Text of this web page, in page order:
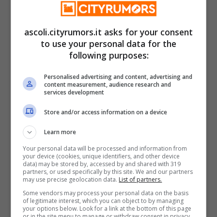
dell’Azienda sanitaria territoriale (Ast) di
Ascoli Piceno,Antonello Maraldo , ha
vertici regionali e provinciali di
problema. Insieme ai direttori dei Centri
trasfusionali regionale e dell’Ast, Mauro
Montanari e Antonio Canzian, il direttore
della Ast di Ascoli si è impegnato per la
ripresa della raccolta di sangue nei
Comuni ascolani dove è stata sospesa.
Una ripresa che dovrebbe avvenire in
ascoli.cityrumors.it asks for your consent
to use your personal data for the
following purposes:
Personalised advertising and content, advertising and
content measurement, audience research and
services development
Store and/or access information on a device
Learn more
Your personal data will be processed and information from
your device (cookies, unique identifiers, and other device
data) may be stored by, accessed by and shared with 319
partners, or used specifically by this site. We and our partners
may use precise geolocation data. List of partners.
Some vendors may process your personal data on the basis
of legitimate interest, which you can object to by managing
your options below. Look for a link at the bottom of this page